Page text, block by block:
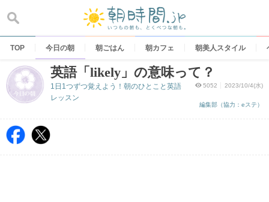
content
TOP 今日の朝 朝ごはん 朝カフェ 朝美人スタイル
英語「likely」の意味って？
5052 2023/10/4(水)
編集部（協力：eステ）
1日1つずつ覚えよう！朝のひとこと英語
レッスン